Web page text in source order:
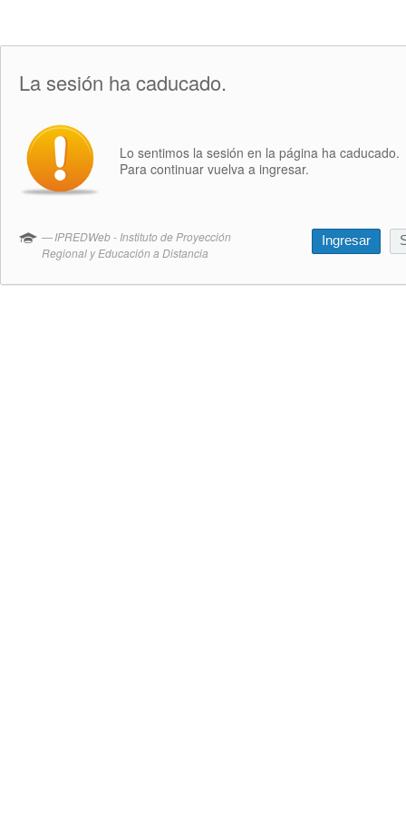
La sesión ha caducado.
Lo sentimos la sesión en la página ha caducado.
Para continuar vuelva a ingresar.
IPREDWeb - Instituto de Proyección
Regional y Educación a Distancia
Ingresar